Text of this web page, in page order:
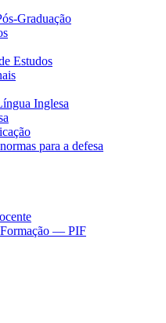
Graduação
Estudos
Inglesa
para a defesa
Formação — PIF